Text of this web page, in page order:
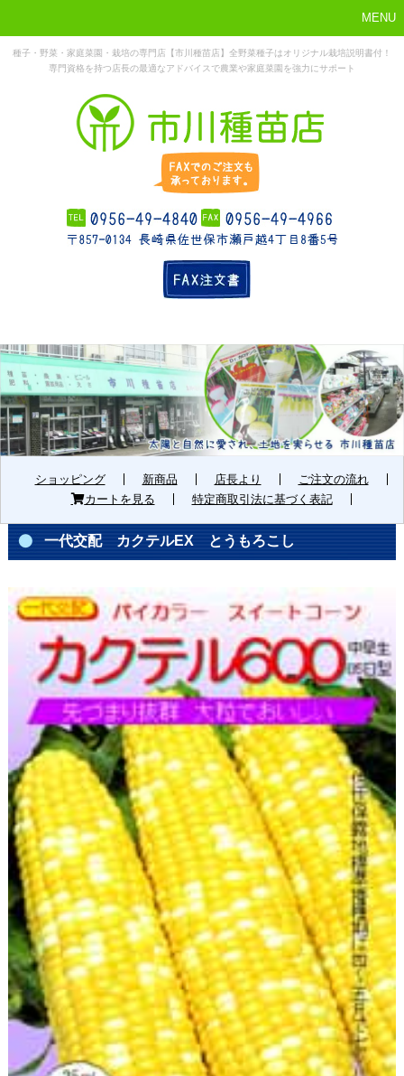
MENU
種子・野菜・家庭菜園・栽培の専門店【市川種苗店】全野菜種子はオリジナル栽培説明書付！
専門資格を持つ店長の最適なアドバイスで農業や家庭菜園を強力にサポート
ホーム
ら
お勧め商品 お知らせ 店舗概要
ショッピング 新商品 店長より
ご注文の流れ
カートを見る
特定商取引法に基づく表記
一代交配 カクテルEX とうもろこし